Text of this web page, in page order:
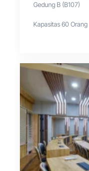
Gedung B (B107)
Kapasitas 60 Orang